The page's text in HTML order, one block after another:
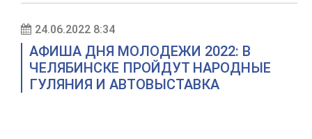
24.06.2022 8:34
АФИША ДНЯ МОЛОДЕЖИ 2022: В
ЧЕЛЯБИНСКЕ ПРОЙДУТ НАРОДНЫЕ
ГУЛЯНИЯ И АВТОВЫСТАВКА